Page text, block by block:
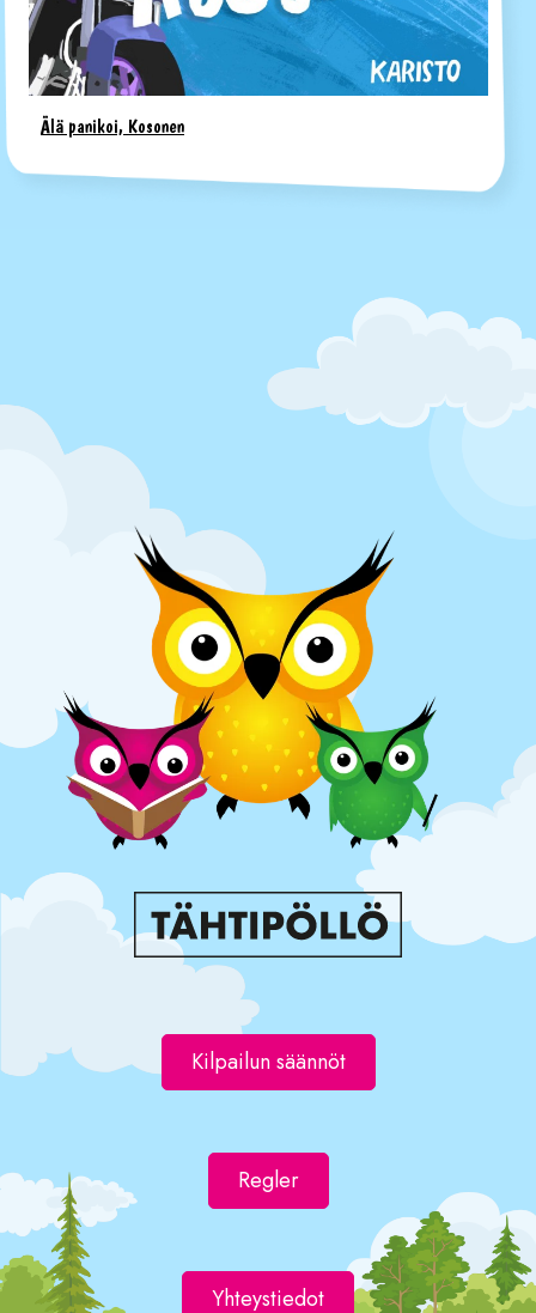
Älä panikoi, Kosonen
Kilpailun säännöt
Regler
Yhteystiedot